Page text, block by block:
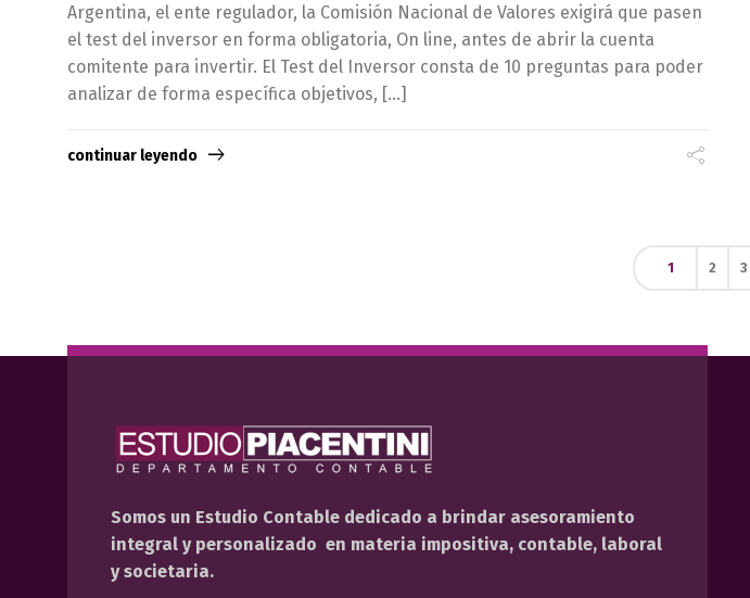
Argentina, el ente regulador, la Comisión Nacional de Valores exigirá que pasen
el test del inversor en forma obligatoria, On line, antes de abrir la cuenta
comitente para invertir. El Test del Inversor consta de 10 preguntas para poder
analizar de forma específica objetivos, […]
continuar leyendo
1 2 3
Somos un Estudio Contable dedicado a brindar asesoramiento
integral y personalizado en materia impositiva, contable, laboral
y societaria.